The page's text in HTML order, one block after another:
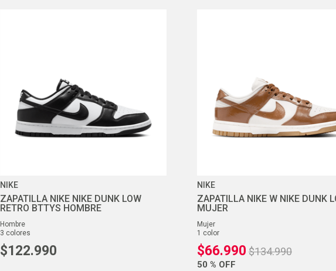
NIKE
ZAPATILLA NIKE NIKE DUNK LOW
RETRO BTTYS HOMBRE
hombre
3 colores
$122.990
NIKE
ZAPATILLA NIKE W NIKE DUNK
MUJER
mujer
1 color
$66.990 $134.990
50 % OFF